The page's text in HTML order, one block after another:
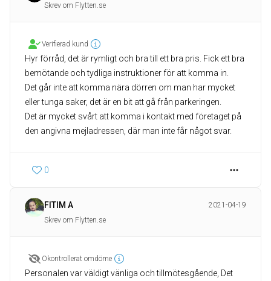
Skrev om Flytten.se
Verifierad kund
Hyr förråd, det är rymligt och bra till ett bra pris. Fick ett bra
bemötande och tydliga instruktioner för att komma in.
Det går inte att komma nära dörren om man har mycket
eller tunga saker, det är en bit att gå från parkeringen.
Det är mycket svårt att komma i kontakt med företaget på
den angivna mejladressen, där man inte får något svar.
0
FITIM A
2021-04-19
Skrev om Flytten.se
Okontrollerat omdöme
Personalen var väldigt vänliga och tillmötesgående, Det